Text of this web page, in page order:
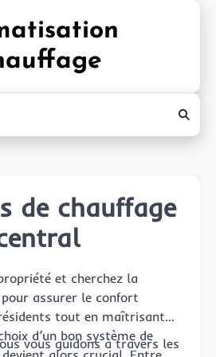
de chauffage
et cherchez la
assurer le confort
tout en maîtrisant
d’un bon système de
vous guidons à travers les